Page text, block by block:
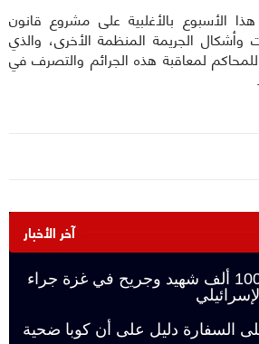
الأسبوع بالأغلبية على مشروع قانون
وأشكال الجريمة المنظمة الأخرى، والذي
لمعاقبة هذه الجرائم والتصرف في
آخر الأخبار
أكثر من 100 ألف شهيد وجريح في غزة جراء
السفارة دليل على أن كوبا ضحية